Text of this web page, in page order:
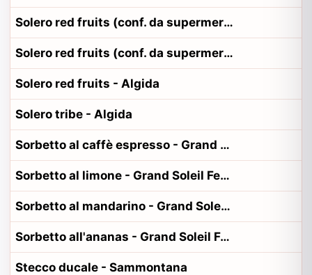
Solero red fruits (conf. da supermercato) - Algida
Solero red fruits (conf. da supermercato)- Algida
Solero red fruits - Algida
Solero tribe - Algida
Sorbetto al caffè espresso - Grand Soleil Ferrero
Sorbetto al limone - Grand Soleil Ferrero
Sorbetto al mandarino - Grand Soleil Ferrero
Sorbetto all'ananas - Grand Soleil Ferrero
Stecco ducale - Sammontana